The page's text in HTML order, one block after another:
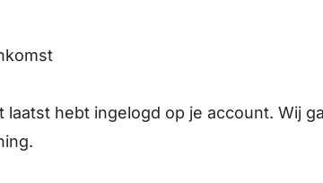
hebt ingelogd op je account. Wij